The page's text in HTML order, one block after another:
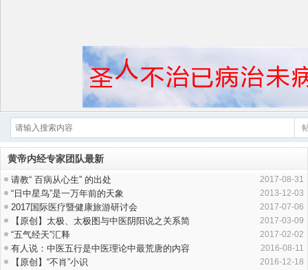
黄帝内经专家团队最新
2017-08-31
请教“ 百病从心生” 的出处
2013-12-03
“日中星鸟”是一万年前的天象
2017-07-06
2017国际医疗暨健康旅游研讨会
2017-03-09
【原创】太极、太极图与中医阴阳说之关系简
2017-02-02
“五气经天”汇释
2016-08-11
有人说：中医五行是中医理论中最荒唐的内容
2016-12-18
【原创】“不肖”小识